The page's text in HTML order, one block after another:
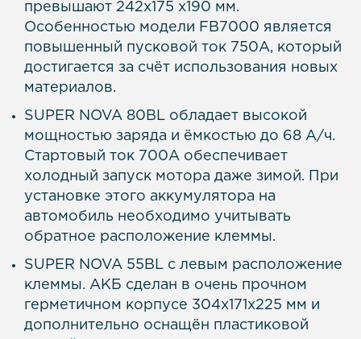
превышают 242х175 х190 мм.
Особенностью модели FB7000 является
повышенный пусковой ток 750А, который
достигается за счёт использования новых
материалов.
SUPER NOVA 80BL обладает высокой
мощностью заряда и ёмкостью до 68 А/ч.
Стартовый ток 700А обеспечивает
холодный запуск мотора даже зимой. При
установке этого аккумулятора на
автомобиль необходимо учитывать
обратное расположение клеммы.
SUPER NOVA 55BL с левым расположение
клеммы. АКБ сделан в очень прочном
герметичном корпусе 304x171x225 мм и
дополнительно оснащён пластиковой